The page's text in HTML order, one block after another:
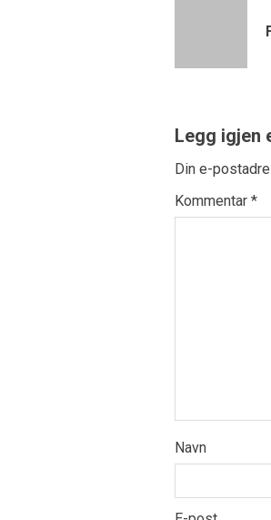
Legg igjen
Din e-
Kommentar *
Navn